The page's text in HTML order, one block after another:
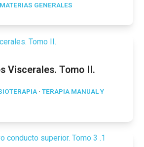
MATERIAS GENERALES
Viscerales. Tomo II.
·TERAPIA MANUAL Y